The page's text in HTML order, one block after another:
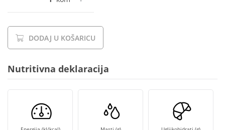
DODAJ U KOŠARICU
Nutritivna deklaracija